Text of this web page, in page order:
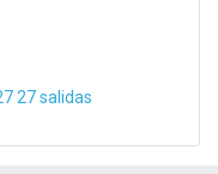
27 salidas